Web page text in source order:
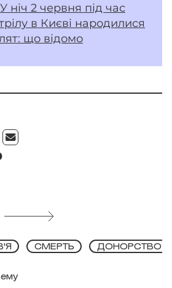
У ніч 2 червня під час
в Києві народилися
що відомо
СМЕРТЬ ДОНОРСТВО